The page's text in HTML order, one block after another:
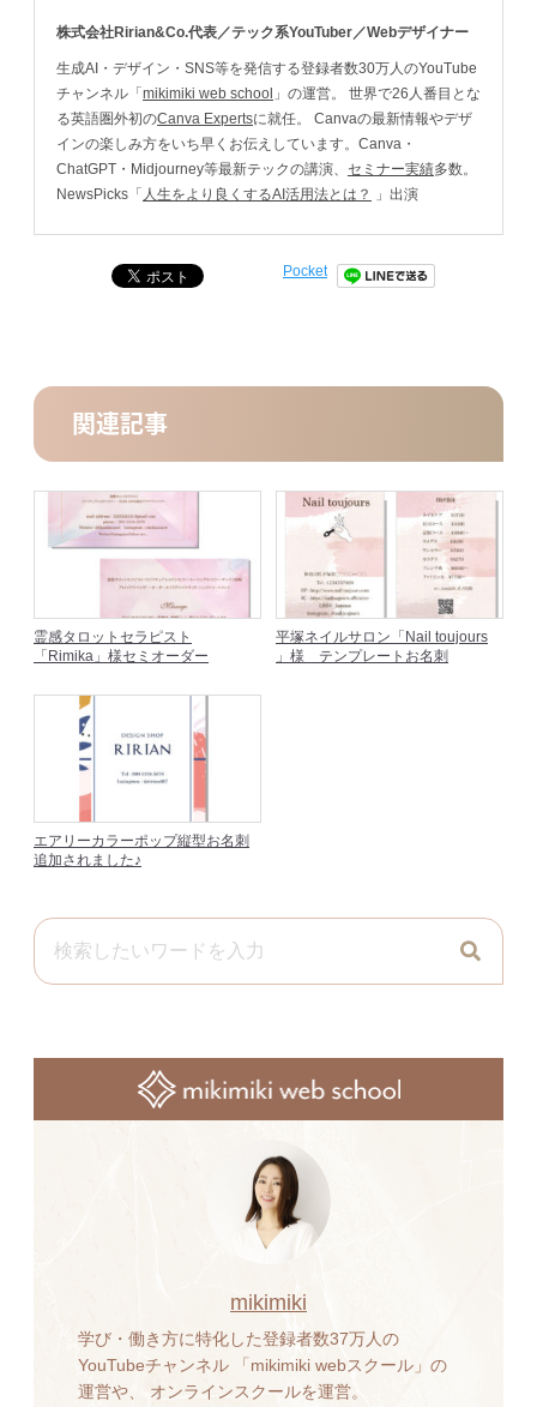
株式会社Ririan&Co.代表／テック系YouTuber／Webデザイナー
生成AI・デザイン・SNS等を発信する登録者数30万人のYouTube
チャンネル「 mikimiki web school 」の運営。 世界で26人番目とな
る英語圏外初のCanva Expertsに就任。 Canvaの最新情報やデザ
インの楽しみ方をいち早くお伝えしています。Canva・
ChatGPT・Midjourney等最新テックの講演、 セミナー実績多数。
NewsPicks「 人生をより良くするAI活用法とは？ 」出演
Pocket
関連記事
霊感タロットセラピスト
「Rimika」様セミオーダー
平塚ネイルサロン「Nail toujours
」様 テンプレートお名刺
エアリーカラーポップ縦型お名刺
追加されました♪
mikimiki
学び・働き方に特化した登録者数37万人の
YouTubeチャンネル 「mikimiki webスクール」の
運営や、 オンラインスクールを運営。